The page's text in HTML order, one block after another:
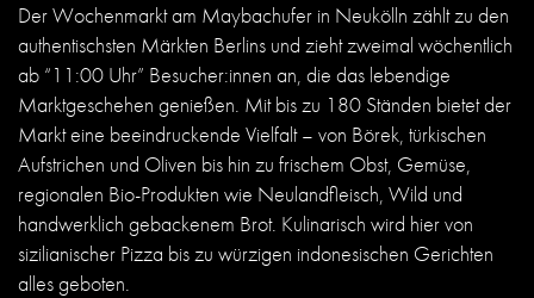
Der Wochenmarkt am Maybachufer in Neukölln zählt zu den
authentischsten Märkten Berlins und zieht zweimal wöchentlich
ab “11:00 Uhr” Besucher:innen an, die das lebendige
Marktgeschehen genießen. Mit bis zu 180 Ständen bietet der
Markt eine beeindruckende Vielfalt – von Börek, türkischen
Aufstrichen und Oliven bis hin zu frischem Obst, Gemüse,
regionalen Bio-Produkten wie Neulandfleisch, Wild und
handwerklich gebackenem Brot. Kulinarisch wird hier von
sizilianischer Pizza bis zu würzigen indonesischen Gerichten
alles geboten.